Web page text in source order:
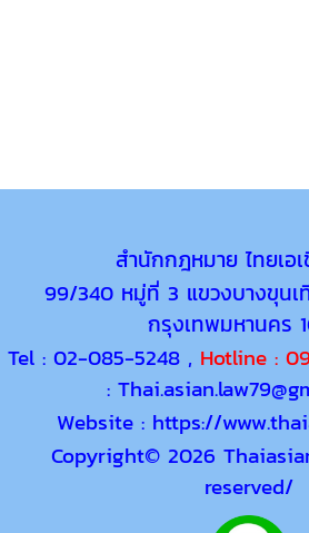
สำนักกฎหมาย ไทยเอ
99/340 หมู่ที่ 3 แขวงบางขุน
กรุงเทพมหานคร
Tel : 02-085-5248 , Hotline :
:
Website : https://
Copyright© 2026
reserved/